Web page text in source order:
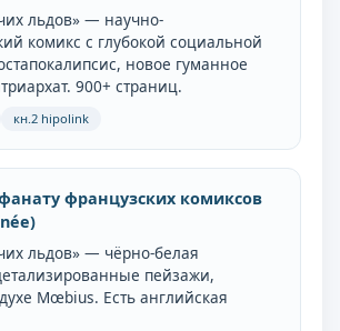
льдов» — научно-
комикс с глубокой социальной
новое гуманное
900+ страниц.
кн.2 hipolink
французских комиксов
льдов» — чёрно-белая
пейзажи,
Mœbius. Есть английская